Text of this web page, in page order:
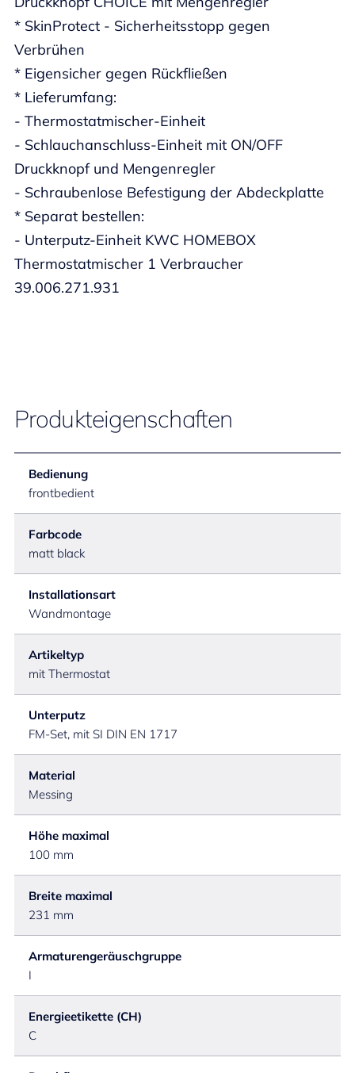
* SkinProtect - Sicherheitsstopp gegen
Verbrühen
* Eigensicher gegen Rückfließen
* Lieferumfang:
- Thermostatmischer-Einheit
- Schlauchanschluss-Einheit mit ON/OFF
Druckknopf und Mengenregler
- Schraubenlose Befestigung der Abdeckplatte
* Separat bestellen:
- Unterputz-Einheit KWC HOMEBOX
Thermostatmischer 1 Verbraucher
39.006.271.931
Produkteigenschaften
Bedienung
frontbedient
Farbcode
matt black
Installationsart
Wandmontage
Artikeltyp
mit Thermostat
Unterputz
FM-Set, mit SI DIN EN 1717
Material
Messing
Höhe maximal
100 mm
Breite maximal
231 mm
Armaturengeräuschgruppe
I
Energieetikette (CH)
C